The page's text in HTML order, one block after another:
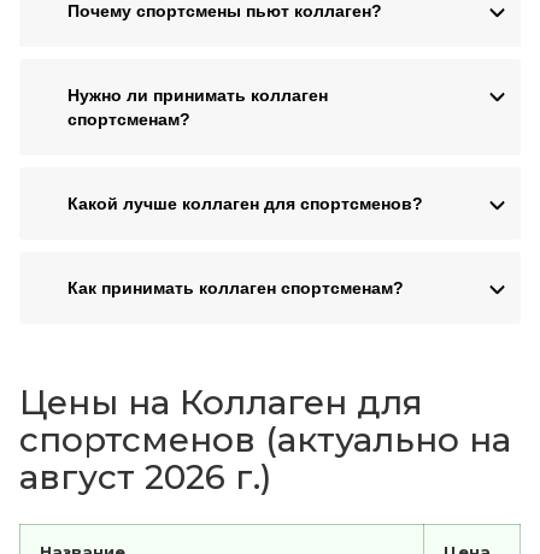
Почему спортсмены пьют коллаген?
Нужно ли принимать коллаген
спортсменам?
Какой лучше коллаген для спортсменов?
Как принимать коллаген спортсменам?
Цены на Коллаген для
спортсменов (актуально на
август 2026 г.)